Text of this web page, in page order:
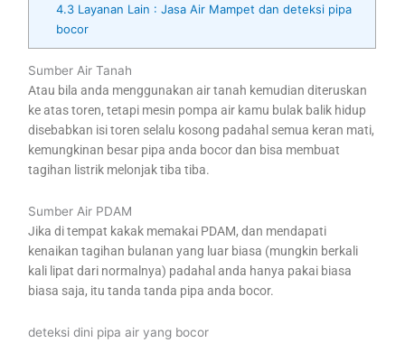
4.3Layanan Lain : Jasa Air Mampet dan deteksi pipa
bocor
Sumber Air Tanah
Atau bila anda menggunakan air tanah kemudian diteruskan
ke atas toren, tetapi mesin pompa air kamu bulak balik hidup
disebabkan isi toren selalu kosong padahal semua keran mati,
kemungkinan besar pipa anda bocor dan bisa membuat
tagihan listrik melonjak tiba tiba.
Sumber Air PDAM
Jika di tempat kakak memakai PDAM, dan mendapati
kenaikan tagihan bulanan yang luar biasa (mungkin berkali
kali lipat dari normalnya) padahal anda hanya pakai biasa
biasa saja, itu tanda tanda pipa anda bocor.
deteksi dini pipa air yang bocor